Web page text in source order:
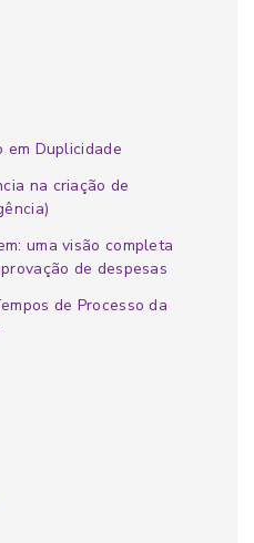
Duplicidade
na criação de
uma visão completa
de despesas
de Processo da